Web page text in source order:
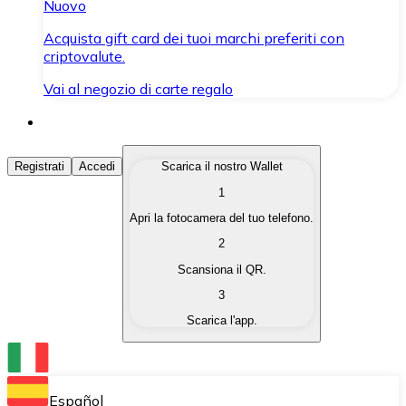
Nuovo
Acquista gift card dei tuoi marchi preferiti con
criptovalute.
Vai al negozio di carte regalo
Acquista Criptovalute
Acquista le criptovalute che ti interessano in modo
Converti le tue criptovalute in valuta fiat quando ne
Scambia una criptovaluta con un'altra
Conserva le tue cripto in un Wallet self-custodial.
Registrati Accedi
Scarica il nostro Wallet
1
Apri la fotocamera del tuo telefono.
2
Scansiona il QR.
3
Scarica l'app.
Español